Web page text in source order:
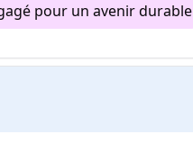
pour un avenir durable